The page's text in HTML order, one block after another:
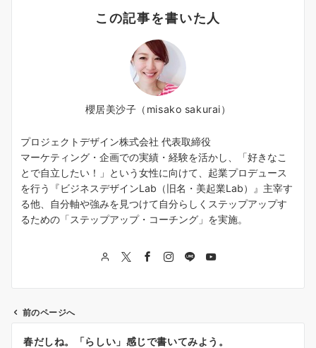
この記事を書いた人
櫻居美沙子（misako sakurai）
プロジェクトデザイン株式会社 代表取締役
マーケティング・企画での実績・経験を活かし、「好きなこ
とで自立したい！」という女性に向けて、起業プロデュース
を行う『ビジネスデザインLab（旧名・美起業Lab）』主宰す
る他、自分軸や強みを見つけて自分らしくステップアップす
るための「ステップアップ・コーチング」を実施。
投
前のページへ
春だしね。「らしい」感じで書いてみよう。